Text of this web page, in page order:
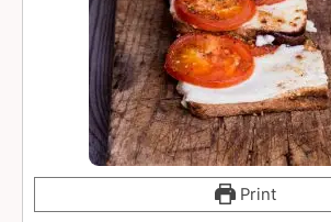
Print